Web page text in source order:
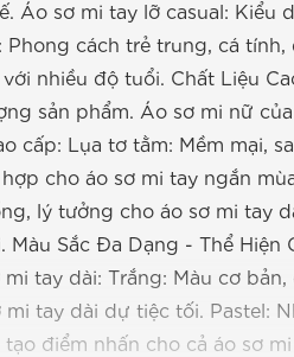
Áo sơ mi tay lỡ casual: Kiểu
cách trẻ trung, cá
nhiều độ tuổi. Chất Liệu
sản phẩm. Áo sơ mi nữ
cấp: Lụa tơ tằm: Mềm mại,
cho áo sơ mi tay ngắn
lý tưởng cho áo sơ mi tay
Sắc Đa Dạng - Thể Hiện
tay dài: Trắng: Màu cơ
tay dài dự tiệc tối. Pastel:
điểm nhấn cho cả áo sơ